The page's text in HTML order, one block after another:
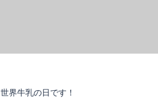
界牛乳の日です！